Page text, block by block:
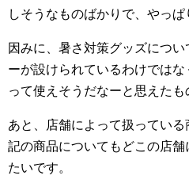
しそうなものばかりで、やっ
因みに、暑さ対策グッズにつ
ーが設けられているわけでは
って使えそうだなーと思えたも
あと、店舗によって扱ってい
記の商品についてもどこの店
たいです。